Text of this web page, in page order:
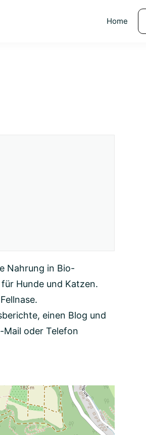
Home
Nahrung in Bio-
Hunde und Katzen.
einen Blog und
Mail oder Telefon